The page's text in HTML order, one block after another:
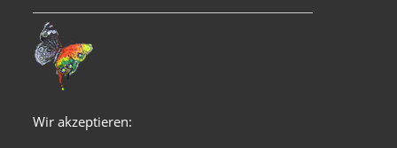
Wir akzeptieren: